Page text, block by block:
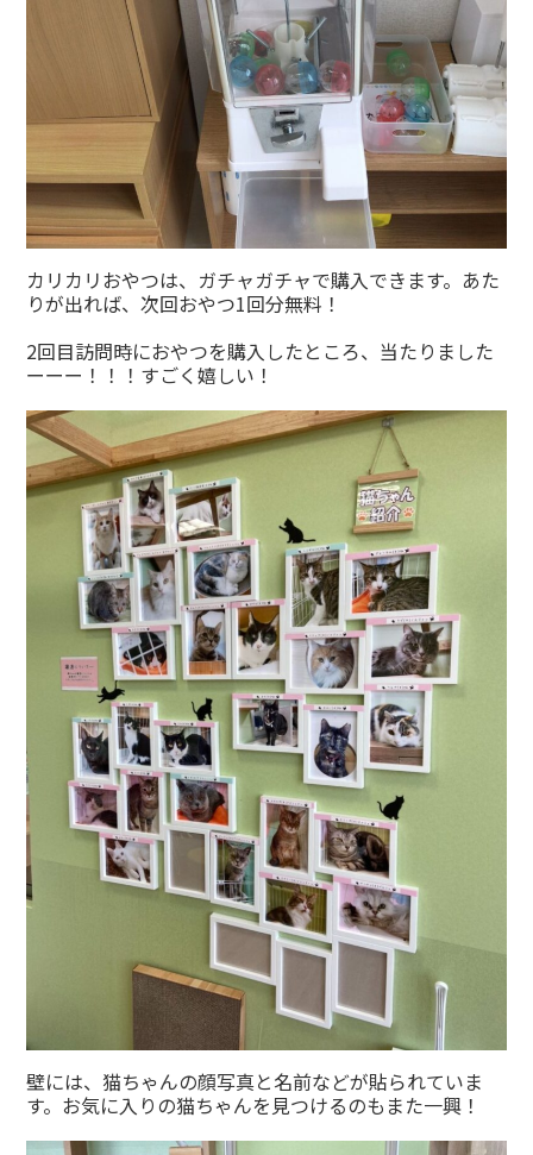
カリカリおやつは、ガチャガチャで購入できます。あた
りが出れば、次回おやつ1回分無料！
2回目訪問時におやつを購入したところ、当たりました
ーーー！！！すごく嬉しい！
壁には、猫ちゃんの顔写真と名前などが貼られていま
す。お気に入りの猫ちゃんを見つけるのもまた一興！